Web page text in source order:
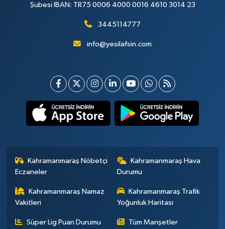
Şubesi IBAN: TR75 0006 4000 0016 4610 3014 23
3445114777
info@yesilafsin.com
Kahramanmaraş Nöbetçi
Eczaneler
Kahramanmaraş Hava
Durumu
Kahramanmaraş Namaz
Vakitleri
Kahramanmaraş Trafik
Yoğunluk Haritası
Süper Lig Puan Durumu Tüm Manşetler